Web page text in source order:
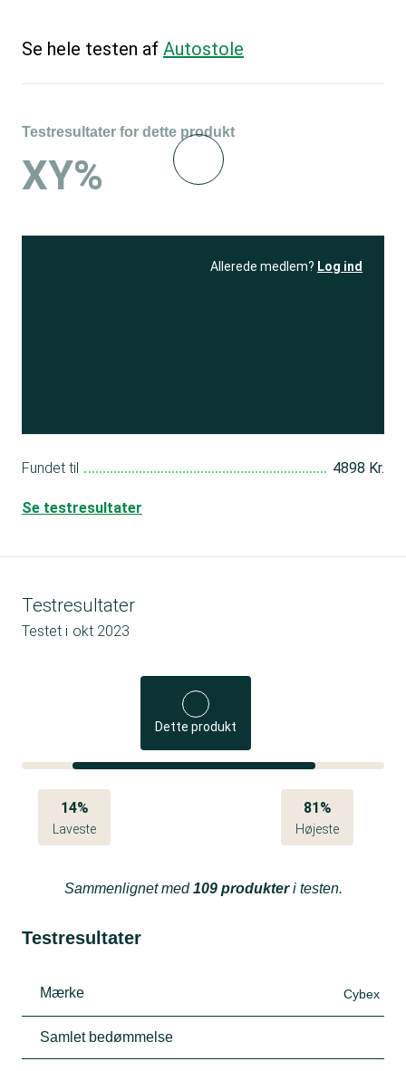
Se hele testen af Autostole
Testresultater for dette produkt
XY%
Allerede medlem? Log ind
Fundet til 4898 Kr.
Se testresultater
Testresultater
Testet i okt 2023
Dette produkt
14%
Laveste
81%
Højeste
Sammenlignet med109 produkteri testen.
Testresultater
Mærke Cybex
Samlet bedømmelse